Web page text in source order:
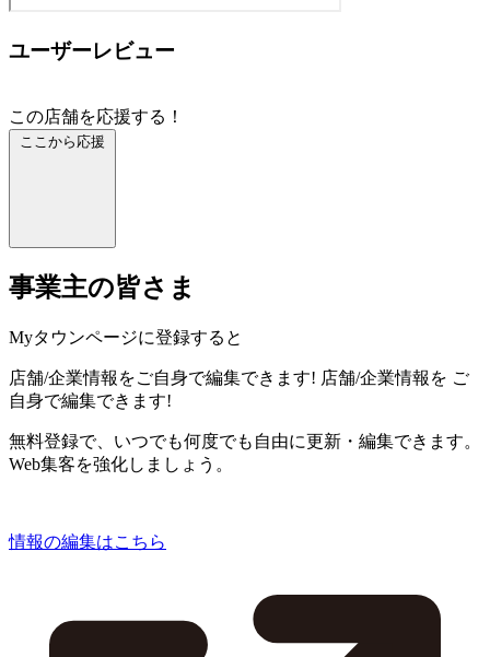
ユーザーレビュー
この店舗を応援する！
ここから応援
事業主の皆さま
Myタウンページに登録すると
店舗/企業情報をご自身で編集できます! 店舗/企業情報を ご
自身で編集できます!
無料登録で、いつでも何度でも自由に更新・編集できます。
Web集客を強化しましょう。
情報の編集はこちら